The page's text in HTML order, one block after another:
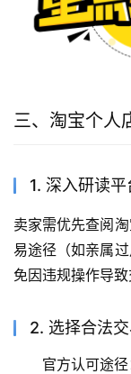
三、淘宝个人
1. 深入研读平
卖家需优先查阅
易途径（如亲属
免因违规操作导致
2. 选择合法交
官方认可途